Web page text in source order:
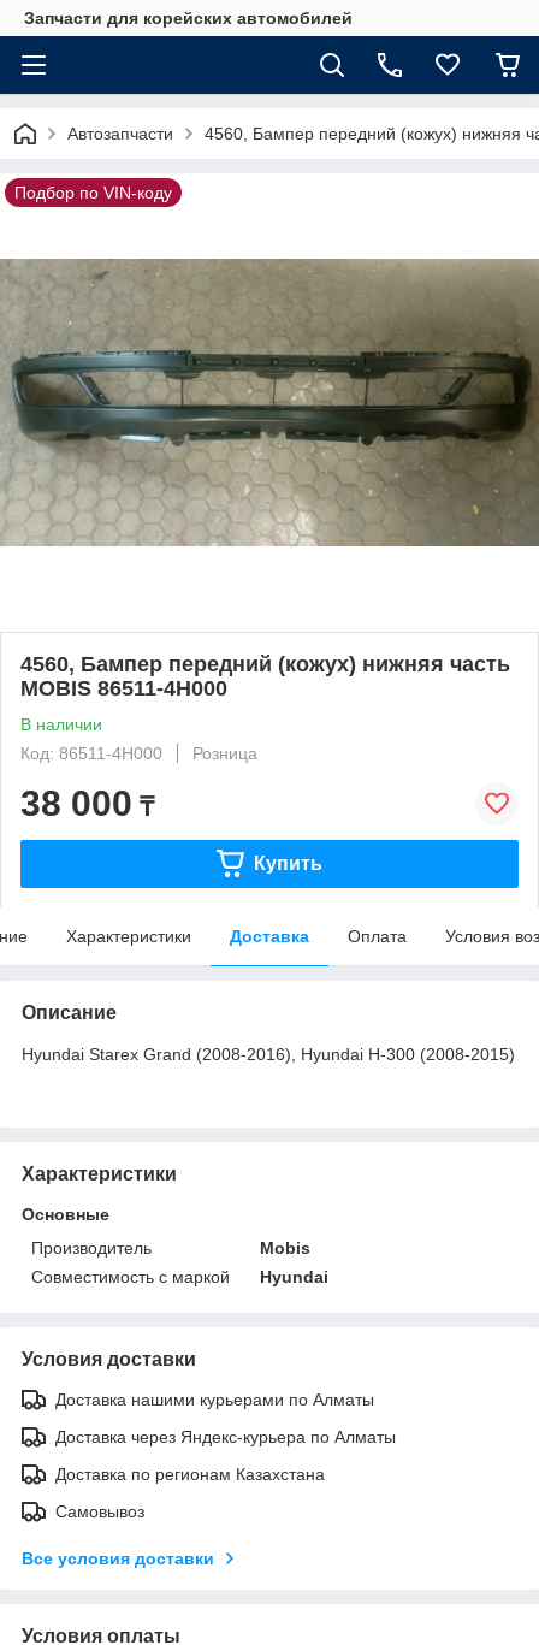
Запчасти для корейских автомобилей
Автозапчасти 4560, Бампер передний (кожух) нижняя
Подбор по VIN-коду
4560, Бампер передний (кожух) нижняя часть
MOBIS 86511-4H000
В наличии
Код: 86511-4H000
Розница
38 000 ₸
Купить
Характеристики Доставка Оплата Условия
Описание
Hyundai Starex Grand (2008-2016), Hyundai H-300 (2008-2015)
Характеристики
Основные
Производитель
Mobis
Совместимость с маркой
Hyundai
Условия доставки
Доставка нашими курьерами по Алматы
Доставка через Яндекс-курьера по Алматы
Доставка по регионам Казахстана
Самовывоз
Все условия доставки
Условия оплаты